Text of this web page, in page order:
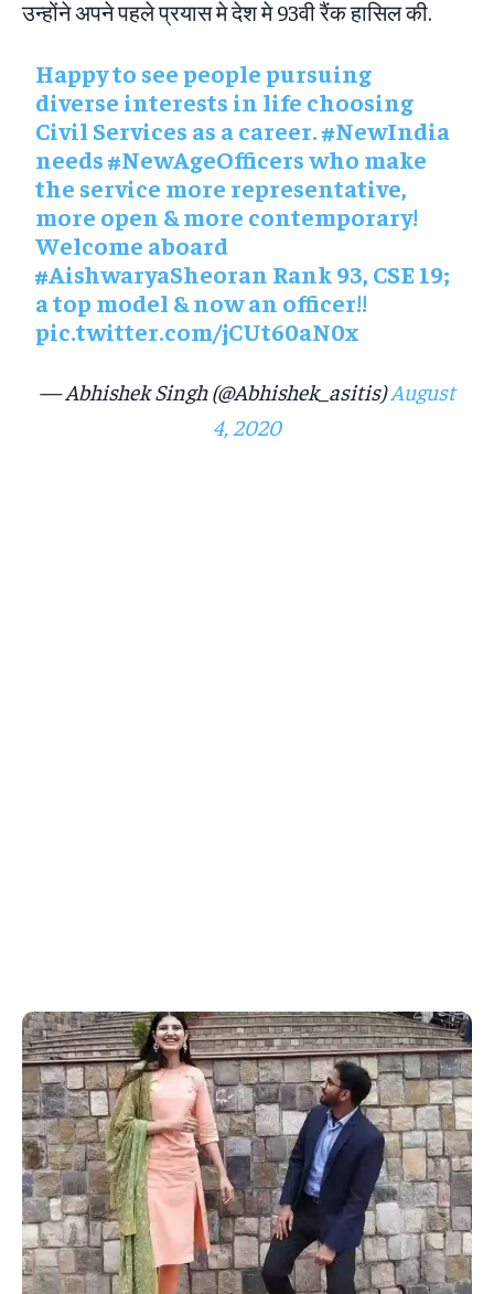
उन्होंने अपने पहले प्रयास मे देश मे 93वी रैंक हासिल की.
Happy to see people pursuing
diverse interests in life choosing
Civil Services as a career.#NewIndia
needs#NewAgeOfficerswho make
the service more representative,
more open & more contemporary!
Welcome aboard
#AishwaryaSheoran Rank 93, CSE 19;
a top model & now an officer!!
pic.twitter.com/jCUt60aN0x
— Abhishek Singh (@Abhishek_asitis)August
4, 2020